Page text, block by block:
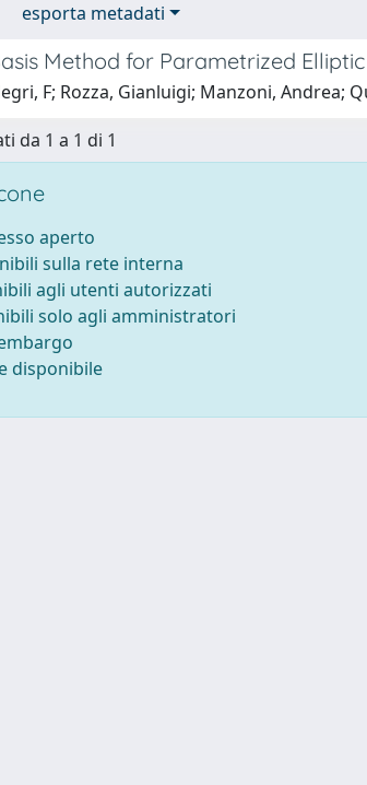
esporta metadati
Method for Parametrized
F; Rozza, Gianluigi; Manzoni, Andrea;
da 1 a 1 di 1
aperto
sulla rete interna
agli utenti autorizzati
solo agli amministratori
disponibile